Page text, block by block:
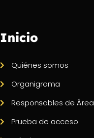
Inicio
Quiénes somos
Organigrama
Responsables de Área
Prueba de acceso